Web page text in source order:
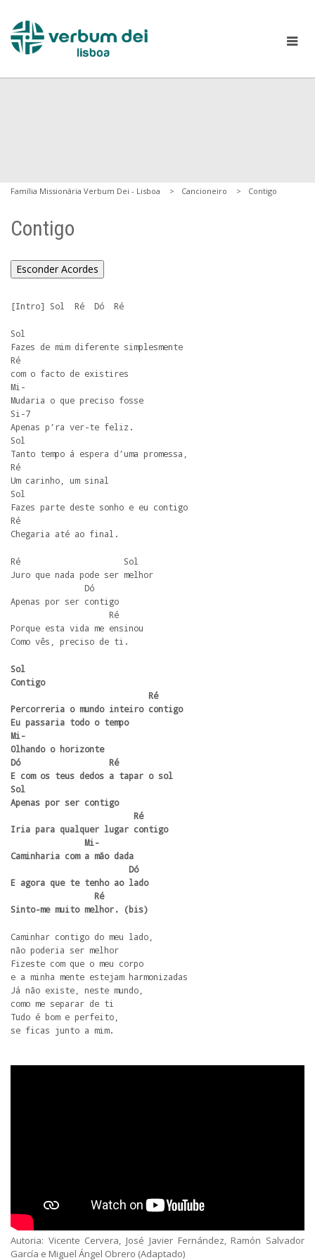
Família Missionária Verbum Dei - Lisboa Cancioneiro Contigo
Contigo
Esconder Acordes
[Intro] Sol  Ré  Dó  Ré
Sol
Fazes de mim diferente simplesmente
Ré
com o facto de existires
Mi-
Mudaria o que preciso fosse
Si-7
Apenas p’ra ver-te feliz.
Sol
Tanto tempo á espera d’uma promessa,
Ré
Um carinho, um sinal
Sol
Fazes parte deste sonho e eu contigo
Ré
Chegaria até ao final.
Ré                     Sol
Juro que nada pode ser melhor
Apenas por ser contigo
Porque esta vida me ensinou
Como vês, preciso de ti.
Sol
Contigo
Percorreria o mundo inteiro contigo
Eu passaria todo o tempo
Mi-
Olhando o horizonte
Dó                  Ré
E com os teus dedos a tapar o sol
Sol
Apenas por ser contigo
Iria para qualquer lugar contigo
Caminharia com a mão dada
E agora que te tenho ao lado
Sinto-me muito melhor. (bis)
Caminhar contigo do meu lado,
não poderia ser melhor
Fizeste com que o meu corpo
e a minha mente estejam harmonizadas
Já não existe, neste mundo,
como me separar de ti
Tudo é bom e perfeito,
se ficas junto a mim.
Autoria: Vicente Cervera, José Javier Fernández, Ramón Salvador
García e Miguel Ángel Obrero (Adaptado)